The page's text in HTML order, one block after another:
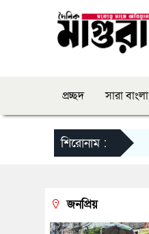
প্রচ্ছদ সারা বাংলা
শিরোনাম :
জনপ্রিয়